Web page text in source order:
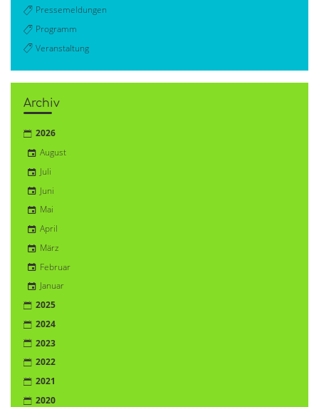
Pressemeldungen
Programm
Veranstaltung
Archiv
2026
August
Juli
Juni
Mai
April
März
Februar
Januar
2025
2024
2023
2022
2021
2020